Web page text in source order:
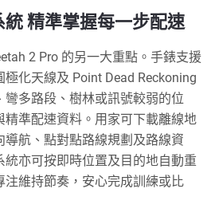
精準掌握每一步配速
2 Pro 的另一大重點。手錶支援
化天線及 Point Dead Reckoning
多路段、樹林或訊號較弱的位
精準配速資料。用家可下載離線地
導航、點對點路線規劃及路線資
亦可按即時位置及目的地自動重
注維持節奏，安心完成訓練或比